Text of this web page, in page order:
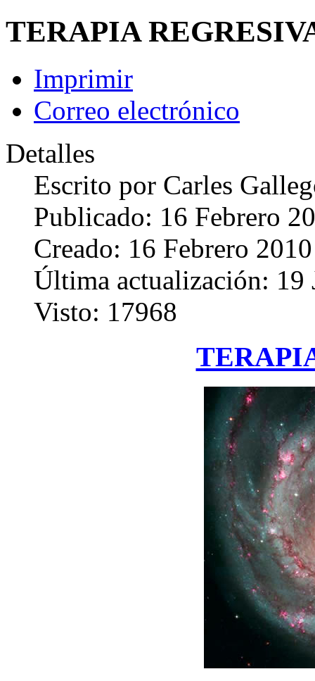
TERAPIA
Imprimir
Correo electrónico
Detalles
Escrito por Carles
Publicado: 16 Febrero
Creado: 16 Febrero 2010
Última actualización: 19
Visto: 17968